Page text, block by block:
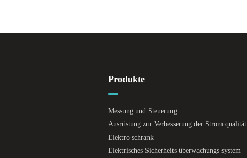
Produkte
Messung und Steuerung
Ausrüstung zur Verbesserung der Strom qualität
Elektro schrank
Elektrisches Sicherheits überwachungs system